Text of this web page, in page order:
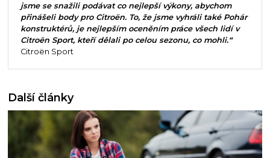
jsme se snažili podávat co nejlepší výkony, abychom
přinášeli body pro Citroën. To, že jsme vyhráli také Pohár
konstruktérů, je nejlepším oceněním práce všech lidí v
Citroën Sport, kteří dělali po celou sezonu, co mohli.“
Citroën Sport
Další články